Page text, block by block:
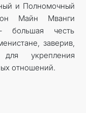
и Полномочный
Майн Мванги
большая честь
заверив,
укрепления
отношений.